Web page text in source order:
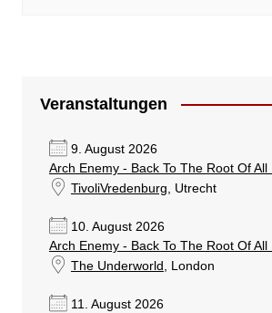
Veranstaltungen
9. August 2026
Arch Enemy - Back To The Root Of All
TivoliVredenburg , Utrecht
10. August 2026
Arch Enemy - Back To The Root Of All
The Underworld , London
11. August 2026